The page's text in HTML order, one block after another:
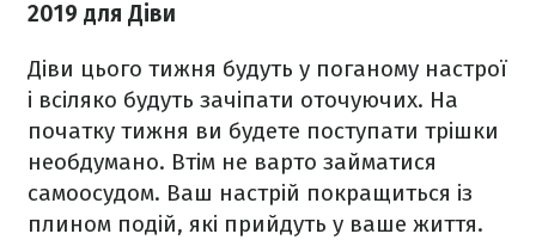
2019 для Діви
Діви цього тижня будуть у поганому настрої
і всіляко будуть зачіпати оточуючих. На
початку тижня ви будете поступати трішки
необдумано. Втім не варто займатися
самоосудом. Ваш настрій покращиться із
плином подій, які прийдуть у ваше життя.